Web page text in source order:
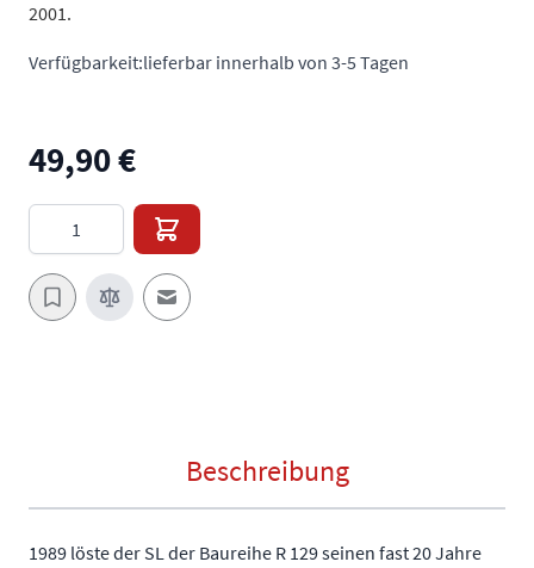
2001.
Verfügbarkeit:lieferbar innerhalb von 3-5 Tagen
49,90 €
E-Mail an einen Freund
Beschreibung
1989 löste der SL der Baureihe R 129 seinen fast 20 Jahre